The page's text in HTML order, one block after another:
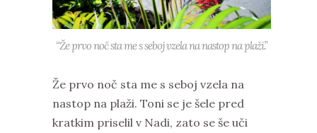
“Že prvo noč sta me s seboj vzela na nastop na plaži.”
Že prvo noč sta me s seboj vzela na
nastop na plaži. Toni se je šele pred
kratkim priselil v Nadi, zato se še uči